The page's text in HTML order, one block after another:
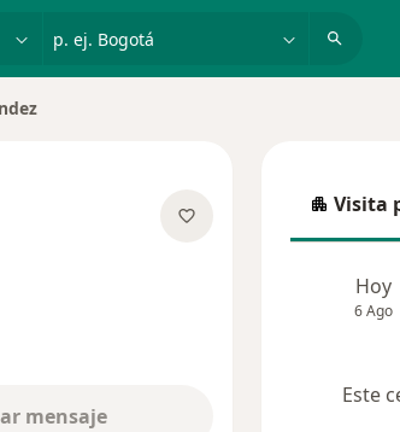
p. ej. Bogotá
mensaje
Visita
Visita
Hoy
6 Ago
Este